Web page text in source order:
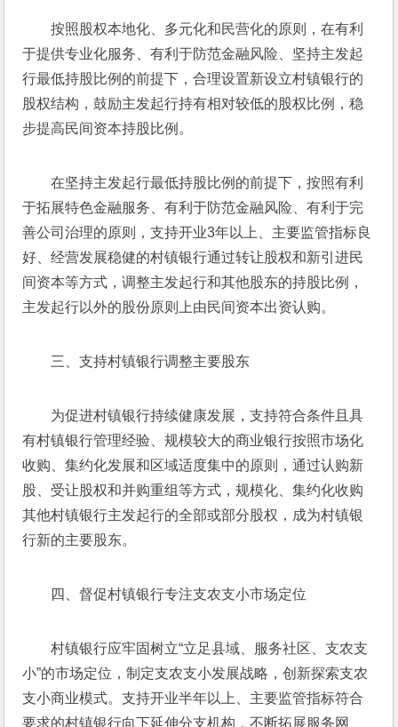
按照股权本地化、多元化和民营化的原则，在有利
于提供专业化服务、有利于防范金融风险、坚持主发起
行最低持股比例的前提下，合理设置新设立村镇银行的
股权结构，鼓励主发起行持有相对较低的股权比例，稳
步提高民间资本持股比例。
在坚持主发起行最低持股比例的前提下，按照有利
于拓展特色金融服务、有利于防范金融风险、有利于完
善公司治理的原则，支持开业3年以上、主要监管指标良
好、经营发展稳健的村镇银行通过转让股权和新引进民
间资本等方式，调整主发起行和其他股东的持股比例，
主发起行以外的股份原则上由民间资本出资认购。
三、支持村镇银行调整主要股东
为促进村镇银行持续健康发展，支持符合条件且具
有村镇银行管理经验、规模较大的商业银行按照市场化
收购、集约化发展和区域适度集中的原则，通过认购新
股、受让股权和并购重组等方式，规模化、集约化收购
其他村镇银行主发起行的全部或部分股权，成为村镇银
行新的主要股东。
四、督促村镇银行专注支农支小市场定位
村镇银行应牢固树立“立足县域、服务社区、支农支
小”的市场定位，制定支农支小发展战略，创新探索支农
支小商业模式。支持开业半年以上、主要监管指标符合
要求的村镇银行向下延伸分支机构，不断拓展服务网